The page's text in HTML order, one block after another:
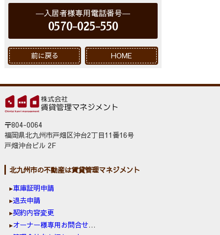
入居者様専用電話番号
0570-025-550
前に戻る HOME
〒804-0064
福岡県北九州市戸畑区沖台2丁目11番16号
戸畑沖台ビル 2F
北九州市の不動産は賃貸管理マネジメント
車庫証明申請
退去申請
契約内容変更
オーナー様専用お問合せ窓口